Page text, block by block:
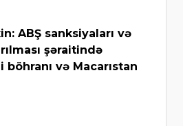
ABŞ sanksiyaları və
şəraitində
böhranı və Macarıstan